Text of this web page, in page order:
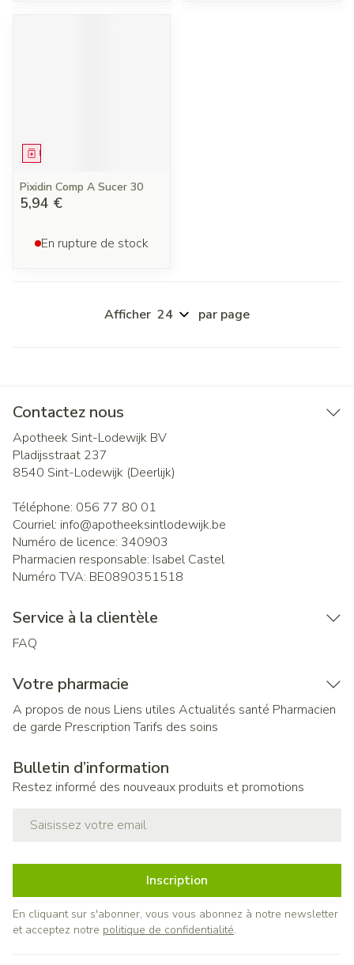
Médicament
Pixidin Comp A Sucer 30
5,94 €
En rupture de stock
Afficher par page
Contactez nous
Apotheek Sint-Lodewijk BV
Pladijsstraat 237
8540 Sint-Lodewijk (Deerlijk)
Téléphone: 056 77 80 01
Courriel: info@apotheeksintlodewijk.be
Numéro de licence: 340903
Pharmacien responsable: Isabel Castel
Numéro TVA: BE0890351518
Service à la clientèle
FAQ
Votre pharmacie
A propos de nous Liens utiles Actualités santé Pharmacien
de garde Prescription Tarifs des soins
Bulletin d’information
Restez informé des nouveaux produits et promotions
Inscription
En cliquant sur s'abonner, vous vous abonnez à notre newsletter
et acceptez notre politique de confidentialité.